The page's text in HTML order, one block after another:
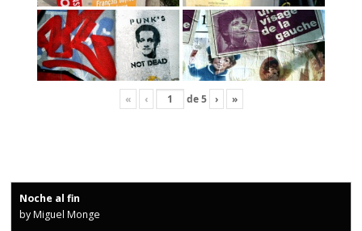
« ‹ de5 › »
Noche al fin
by Miguel Monge